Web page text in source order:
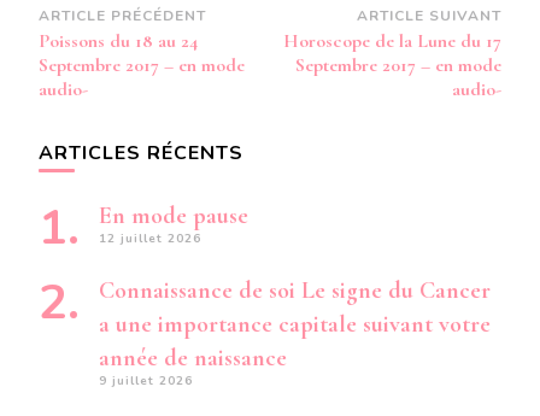
Navigation
d’article
ARTICLE PRÉCÉDENT
Poissons du 18 au 24
Septembre 2017 – en mode
audio-
ARTICLE SUIVANT
Horoscope de la Lune du 17
Septembre 2017 – en mode
audio-
ARTICLES RÉCENTS
En mode pause
12 juillet 2026
Connaissance de soi Le signe du Cancer
a une importance capitale suivant votre
année de naissance
9 juillet 2026